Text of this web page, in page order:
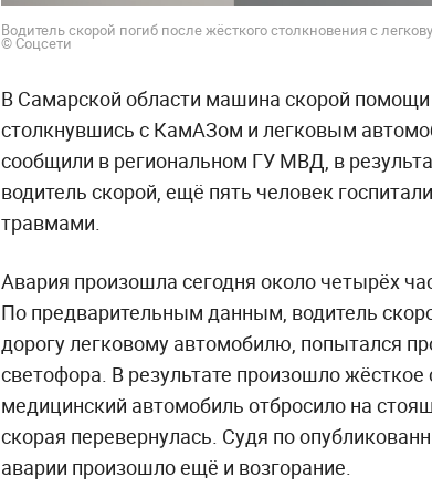
Водитель скорой погиб после жёсткого столкновения с
© Соцсети
В Самарской области машина скорой
столкнувшись с КамАЗом и легковым
сообщили в региональном ГУ МВД, в
водитель скорой, ещё пять человек
травмами.
Авария произошла сегодня около четырёх
По предварительным данным, водитель
дорогу легковому автомобилю, попытался
светофора. В результате произошло жёсткое
медицинский автомобиль отбросило на
скорая перевернулась. Судя по
аварии произошло ещё и возгорание.